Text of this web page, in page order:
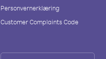
Personvernerklæring
Customer Complaints Code